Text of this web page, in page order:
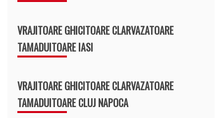
VRAJITOARE GHICITOARE CLARVAZATOARE
TAMADUITOARE IASI
VRAJITOARE GHICITOARE CLARVAZATOARE
TAMADUITOARE CLUJ NAPOCA